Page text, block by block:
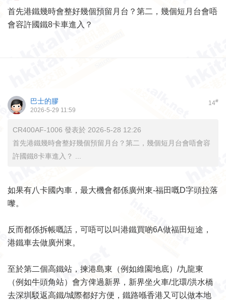
首先港鐵幾時會整好幾個預留月台？第二，幾個短月台會唔
會容許國鐵8卡車進入？
14#
巴士的膠
2026-5-29 11:59
CR400AF-1006 發表於 2026-5-28 12:26
首先港鐵幾時會整好幾個預留月台？第二，幾個短月台會唔會容
許國鐵8卡車進入？ ...
如果有八卡國內車，最大機會都係廣州東-福田嘅D字頭拉落
嚟。
反而都係拆帳嘅話，可唔可以叫港鐵買啲6A做福田短途，
港鐵車去做廣州東。
至於第二個高鐵站，揀港島東（例如維園地底）/九龍東
（例如牛頭角站）會方俾過新界，新界坐火車/北環/洪水橋
去深圳駁返高鐵/城際都好方便，鐵路喺香港又可以做本地